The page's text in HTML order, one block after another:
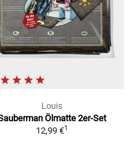
Louis
Ölmatte 2er-Set
12,99 €1